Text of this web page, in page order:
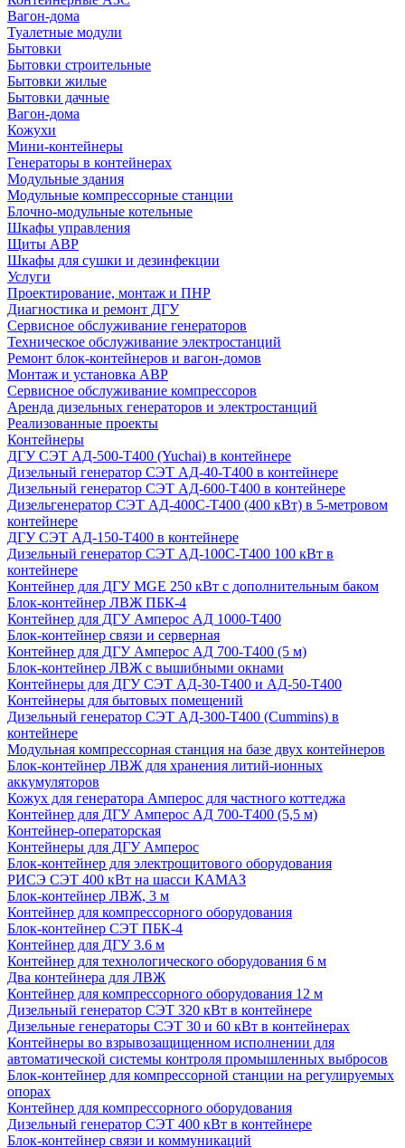
Вагон-дома
Туалетные модули
Бытовки
Бытовки строительные
Бытовки жилые
Бытовки дачные
Вагон-дома
Кожухи
Мини-контейнеры
Генераторы в контейнерах
Модульные здания
Модульные компрессорные станции
Блочно-модульные котельные
Шкафы управления
Щиты АВР
Шкафы для сушки и дезинфекции
Услуги
Проектирование, монтаж и ПНР
Диагностика и ремонт ДГУ
Сервисное обслуживание генераторов
Техническое обслуживание электростанций
Ремонт блок-контейнеров и вагон-домов
Монтаж и установка АВР
Сервисное обслуживание компрессоров
Аренда дизельных генераторов и электростанций
Реализованные проекты
Контейнеры
ДГУ СЭТ АД-500-Т400 (Yuchai) в контейнере
Дизельный генератор СЭТ АД-40-Т400 в контейнере
Дизельный генератор СЭТ АД-600-Т400 в контейнере
Дизельгенератор СЭТ АД-400С-Т400 (400 кВт) в 5-метровом
контейнере
ДГУ СЭТ АД-150-Т400 в контейнере
Дизельный генератор СЭТ АД-100С-Т400 100 кВт в
контейнере
Контейнер для ДГУ MGE 250 кВт с дополнительным баком
Блок-контейнер ЛВЖ ПБК-4
Контейнер для ДГУ Амперос АД 1000-Т400
Блок-контейнер связи и серверная
Контейнер для ДГУ Амперос АД 700-Т400 (5 м)
Блок-контейнер ЛВЖ с вышибными окнами
Контейнеры для ДГУ СЭТ АД-30-Т400 и АД-50-Т400
Контейнеры для бытовых помещений
Дизельный генератор СЭТ АД-300-Т400 (Cummins) в
контейнере
Модульная компрессорная станция на базе двух контейнеров
Блок-контейнер ЛВЖ для хранения литий-ионных
аккумуляторов
Кожух для генератора Амперос для частного коттеджа
Контейнер для ДГУ Амперос АД 700-Т400 (5,5 м)
Контейнер-операторская
Контейнеры для ДГУ Амперос
Блок-контейнер для электрощитового оборудования
РИСЭ СЭТ 400 кВт на шасси КАМАЗ
Блок-контейнер ЛВЖ, 3 м
Контейнер для компрессорного оборудования
Блок-контейнер СЭТ ПБК-4
Контейнер для ДГУ 3.6 м
Контейнер для технологического оборудования 6 м
Два контейнера для ЛВЖ
Контейнер для компрессорного оборудования 12 м
Дизельный генератор СЭТ 320 кВт в контейнере
Дизельные генераторы СЭТ 30 и 60 кВт в контейнерах
Контейнеры во взрывозащищенном исполнении для
автоматической системы контроля промышленных выбросов
Блок-контейнер для компрессорной станции на регулируемых
опорах
Контейнер для компрессорного оборудования
Дизельный генератор СЭТ 400 кВт в контейнере
Блок-контейнер связи и коммуникаций